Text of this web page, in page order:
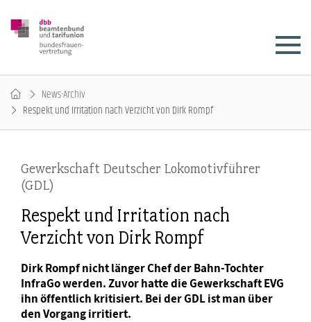
News-Archiv
Respekt und Irritation nach Verzicht von Dirk Rompf
Gewerkschaft Deutscher Lokomotivführer
(GDL)
Respekt und Irritation nach
Verzicht von Dirk Rompf
Dirk Rompf nicht länger Chef der Bahn-Tochter
InfraGo werden. Zuvor hatte die Gewerkschaft EVG
ihn öffentlich kritisiert. Bei der GDL ist man über
den Vorgang irritiert.